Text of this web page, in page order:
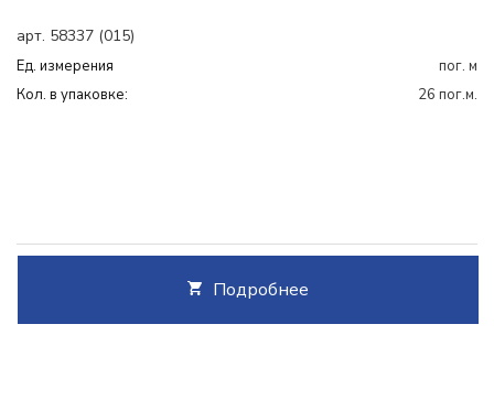
арт. 58337 (015)
Ед. измерения
пог. м
Кол. в упаковке:
26 пог.м.
Подробнее